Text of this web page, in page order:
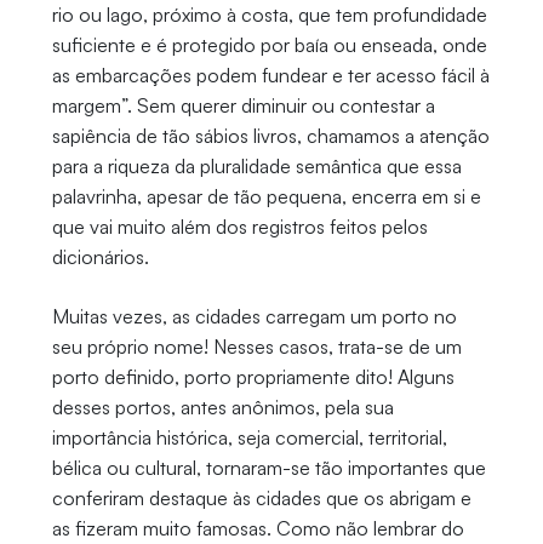
rio ou lago, próximo à costa, que tem profundidade
suficiente e é protegido por baía ou enseada, onde
as embarcações podem fundear e ter acesso fácil à
margem”. Sem querer diminuir ou contestar a
sapiência de tão sábios livros, chamamos a atenção
para a riqueza da pluralidade semântica que essa
palavrinha, apesar de tão pequena, encerra em si e
que vai muito além dos registros feitos pelos
dicionários.
Muitas vezes, as cidades carregam um porto no
seu próprio nome! Nesses casos, trata-se de um
porto definido, porto propriamente dito! Alguns
desses portos, antes anônimos, pela sua
importância histórica, seja comercial, territorial,
bélica ou cultural, tornaram-se tão importantes que
conferiram destaque às cidades que os abrigam e
as fizeram muito famosas. Como não lembrar do